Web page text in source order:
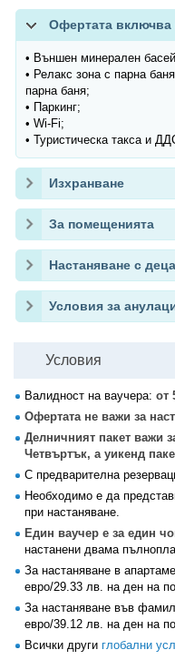
Офертата
• Външен минерален
• Релакс зона с парна
парна баня;
• Паркинг;
• Wi-Fi;
• Туристическа такса и
Изхранване
За помещенията
Настаняване с деца
Условия за
Условия
Валидност на ваучера: от
Офертата не важи за
Делничният пакет важи
Четвъртък, а уикенд
С предварителна
Необходимо е да
при настаняване.
Един ваучер е за един
настанени двама
За настаняване в
евро/29.33 лв. на ден на
За настаняване във
евро/39.12 лв. на ден на
Всички други глобални